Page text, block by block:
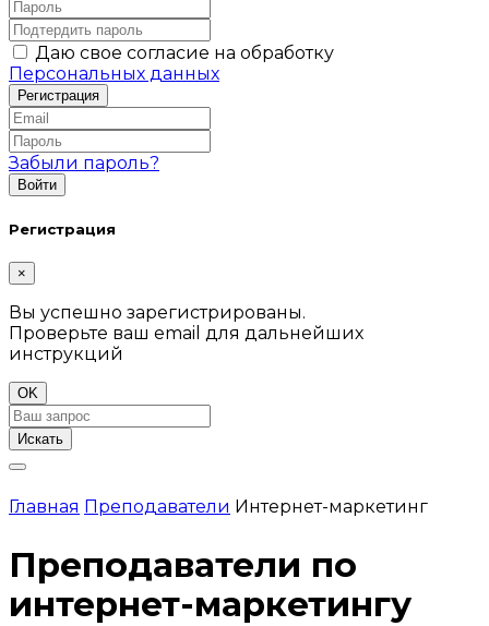
Даю свое согласие на обработку
Персональных данных
Забыли пароль?
Регистрация
×
Вы успешно зарегистрированы.
Проверьте ваш email для дальнейших
инструкций
OK
Искать
Главная Преподаватели Интернет-маркетинг
Преподаватели по
интернет-маркетингу